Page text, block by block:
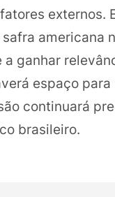
externos.
americana
a ganhar
espaço
continuará
brasileiro.